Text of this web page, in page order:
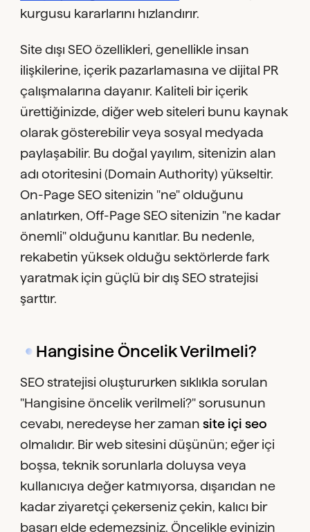
kurgusu kararlarını hızlandırır.
Site dışı SEO özellikleri, genellikle insan
ilişkilerine, içerik pazarlamasına ve dijital PR
çalışmalarına dayanır. Kaliteli bir içerik
ürettiğinizde, diğer web siteleri bunu kaynak
olarak gösterebilir veya sosyal medyada
paylaşabilir. Bu doğal yayılım, sitenizin alan
adı otoritesini (Domain Authority) yükseltir.
On-Page SEO sitenizin "ne" olduğunu
anlatırken, Off-Page SEO sitenizin "ne kadar
önemli" olduğunu kanıtlar. Bu nedenle,
rekabetin yüksek olduğu sektörlerde fark
yaratmak için güçlü bir dış SEO stratejisi
şarttır.
Hangisine Öncelik Verilmeli?
SEO stratejisi oluştururken sıklıkla sorulan
"Hangisine öncelik verilmeli?" sorusunun
cevabı, neredeyse her zamansite içi seo
olmalıdır. Bir web sitesini düşünün; eğer içi
boşsa, teknik sorunlarla doluysa veya
kullanıcıya değer katmıyorsa, dışarıdan ne
kadar ziyaretçi çekerseniz çekin, kalıcı bir
başarı elde edemezsiniz. Öncelikle evinizin